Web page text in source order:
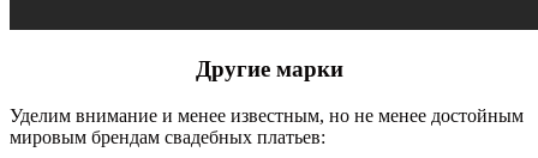
Другие марки
Уделим внимание и менее известным, но не менее достойным
мировым брендам свадебных платьев: